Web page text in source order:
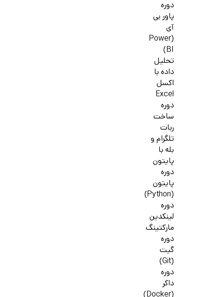
دوره
پاور بی
آی
(Power
BI)
تحلیل
داده با
اکسل
Excel
دوره
ساخت
ربات
تلگرام و
بله با
پایتون
دوره
پایتون
(Python)
دوره
لینکدین
مارکتینگ
دوره
گیت
(Git)
دوره
داکر